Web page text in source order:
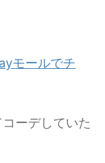
モールでチ
ーデしていた